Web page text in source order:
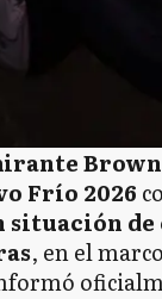
Brown
Frío 2026
situación
, en el